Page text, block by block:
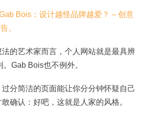
的艺术家而言，个人网站就是最具辨
Gab Bois也不例外。
分简洁的页面能让你分分钟怀疑自己
确认：好吧，这就是人家的风格。